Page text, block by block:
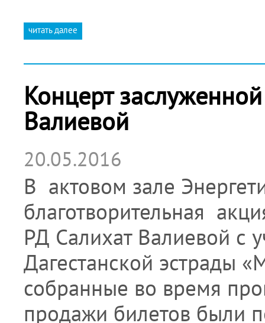
читать далее
Концерт
Валиевой
20.05.2016
В актовом зале
благотворительная
РД Салихат Валиевой с
Дагестанской эстрады
собранные во время
продажи билетов были